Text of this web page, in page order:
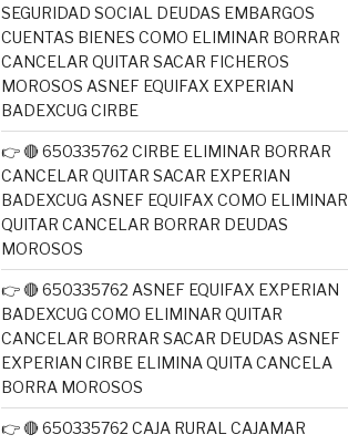
SEGURIDAD SOCIAL DEUDAS EMBARGOS
CUENTAS BIENES COMO ELIMINAR BORRAR
CANCELAR QUITAR SACAR FICHEROS
MOROSOS ASNEF EQUIFAX EXPERIAN
BADEXCUG CIRBE
👉 🔴 650335762 CIRBE ELIMINAR BORRAR
CANCELAR QUITAR SACAR EXPERIAN
BADEXCUG ASNEF EQUIFAX COMO ELIMINAR
QUITAR CANCELAR BORRAR DEUDAS
MOROSOS
👉 🔴 650335762 ASNEF EQUIFAX EXPERIAN
BADEXCUG COMO ELIMINAR QUITAR
CANCELAR BORRAR SACAR DEUDAS ASNEF
EXPERIAN CIRBE ELIMINA QUITA CANCELA
BORRA MOROSOS
👉 🔴 650335762 CAJA RURAL CAJAMAR